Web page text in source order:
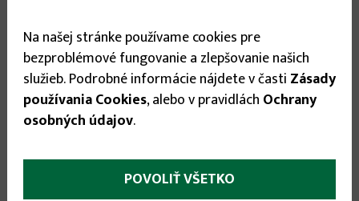
Na našej stránke používame cookies pre
bezproblémové fungovanie a zlepšovanie našich
služieb. Podrobné informácie nájdete v časti Zásady
používania Cookies, alebo v pravidlách Ochrany
osobných údajov.
POVOLIŤ VŠETKO